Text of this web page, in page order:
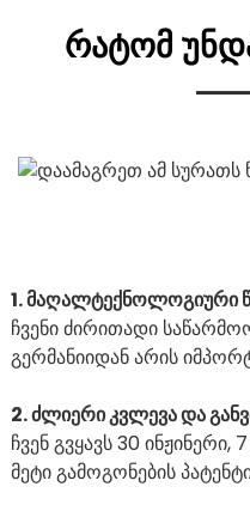
ᲠᲐᲢᲝᲛ
1. მაღალტექნოლოგიური
ჩვენი ძირითადი
გერმანიიდან არის
2. ძლიერი კვლევა და
ჩვენ გვყავს 30
მეტი გამოგონების